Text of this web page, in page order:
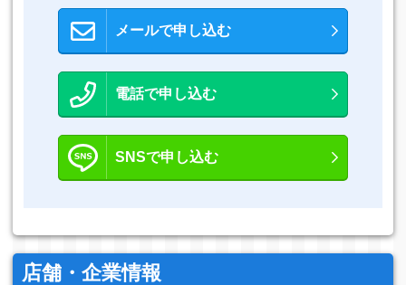
メールで申し込む
電話で申し込む
SNSで申し込む
店舗・企業情報